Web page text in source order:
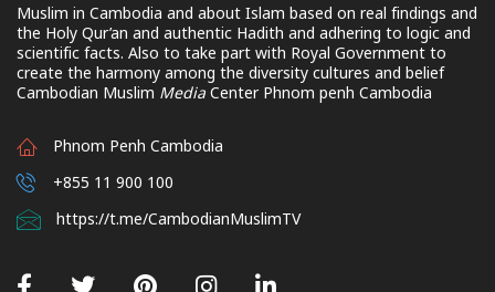
Muslim in Cambodia and about Islam based on real findings and
the Holy Qur’an and authentic Hadith and adhering to logic and
scientific facts. Also to take part with Royal Government to
create the harmony among the diversity cultures and belief
Cambodian Muslim Media Center Phnom penh Cambodia
Phnom Penh Cambodia
+855 11 900 100
https://t.me/CambodianMuslimTV